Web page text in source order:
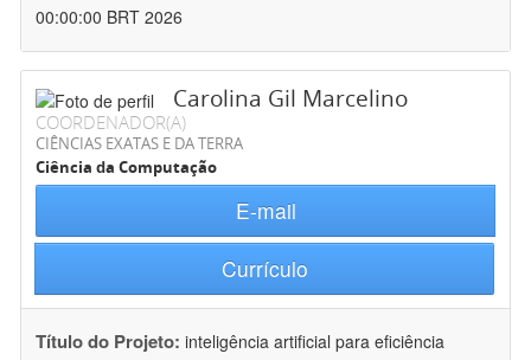
00:00:00 BRT 2026
Carolina Gil Marcelino
COORDENADOR(A)
CIÊNCIAS EXATAS E DA TERRA
Ciência da Computação
E-mail
Currículo
Título do Projeto: inteligência artificial para eficiência